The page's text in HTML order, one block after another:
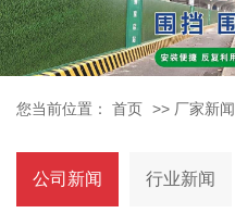
您当前位置： 首页 >> 厂家新闻
公司新闻 行业新闻